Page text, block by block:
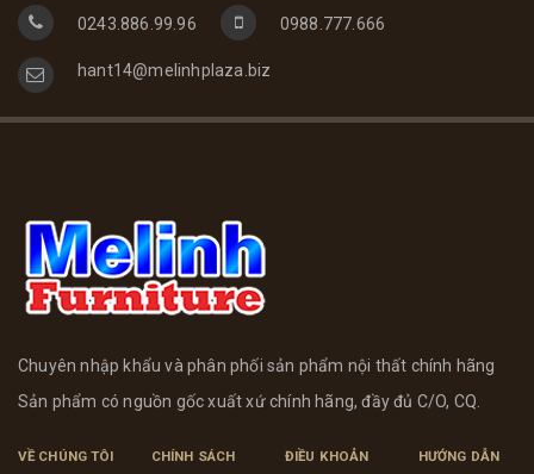
0243.886.99.96 0988.777.666
hant14@melinhplaza.biz
Chuyên nhập khẩu và phân phối sản phẩm nội thất chính hãng
Sản phẩm có nguồn gốc xuất xứ chính hãng, đầy đủ C/O, CQ.
VỀ CHÚNG TÔI CHÍNH SÁCH ĐIỀU KHOẢN HƯỚNG DẪN